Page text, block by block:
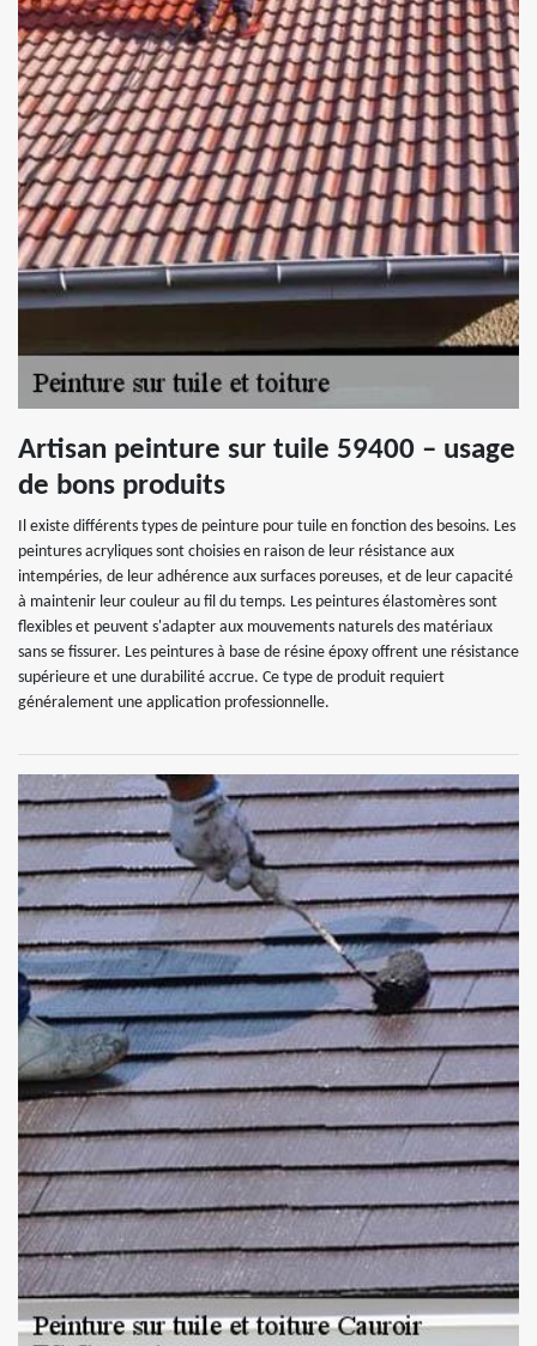
Artisan peinture sur tuile 59400 – usage
de bons produits
Il existe différents types de peinture pour tuile en fonction des besoins. Les
peintures acryliques sont choisies en raison de leur résistance aux
intempéries, de leur adhérence aux surfaces poreuses, et de leur capacité
à maintenir leur couleur au fil du temps. Les peintures élastomères sont
flexibles et peuvent s'adapter aux mouvements naturels des matériaux
sans se fissurer. Les peintures à base de résine époxy offrent une résistance
supérieure et une durabilité accrue. Ce type de produit requiert
généralement une application professionnelle.